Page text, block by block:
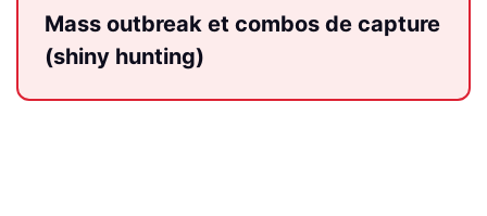
Mass outbreak et combos de capture
(shiny hunting)